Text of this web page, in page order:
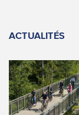
ACTUALITÉS